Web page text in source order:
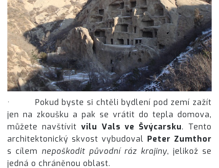
· Pokud byste si chtěli bydlení pod zemí zažít
jen na zkoušku a pak se vrátit do tepla domova,
můžete navštívit vilu Vals ve Švýcarsku. Tento
architektonický skvost vybudoval Peter Zumthor
s cílem nepoškodit původní ráz krajiny, jelikož se
jedná o chráněnou oblast.